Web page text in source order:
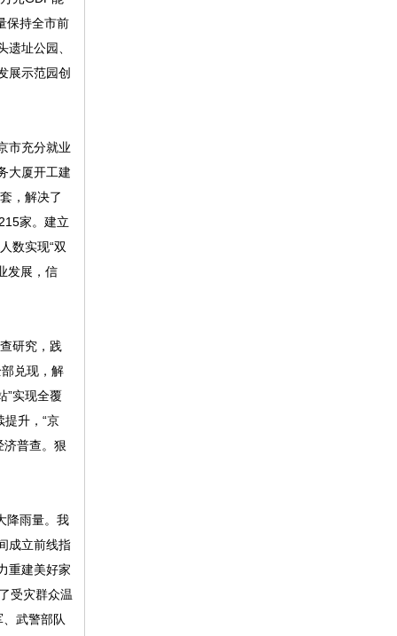
保持全市前
址公园、
展示范园创
市充分就业
大厦开工建
，解决了
家。建立
数实现“双
发展，信
研究，践
兑现，解
”实现全覆
升，“京
济普查。狠
降雨量。我
成立前线指
重建美好家
受灾群众温
武警部队